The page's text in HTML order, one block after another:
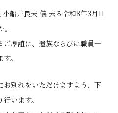
船井良夫 儀 去る令和8年3月11
ご厚誼に、遺族ならびに職員一
。
お別れをいただけますよう、下
います。